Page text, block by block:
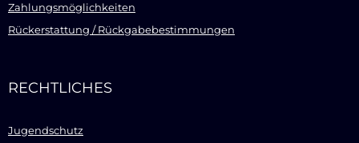
Zahlungsmöglichkeiten
Rückerstattung / Rückgabebestimmungen
RECHTLICHES
Jugendschutz